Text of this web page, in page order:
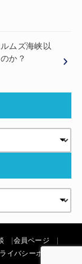
ムズ海峡以
か？
会員ページ
イバシーポリシー